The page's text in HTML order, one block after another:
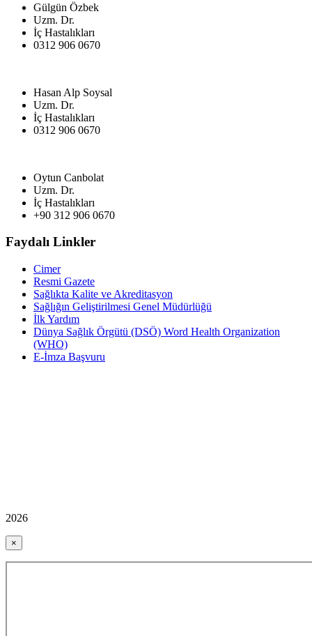
Gülgün Özbek
Uzm. Dr.
İç Hastalıkları
0312 906 0670
Hasan Alp Soysal
Uzm. Dr.
İç Hastalıkları
0312 906 0670
Oytun Canbolat
Uzm. Dr.
İç Hastalıkları
+90 312 906 0670
Faydalı Linkler
Cimer
Resmi Gazete
Sağlıkta Kalite ve Akreditasyon
Sağlığın Geliştirilmesi Genel Müdürlüğü
İlk Yardım
Dünya Sağlık Örgütü (DSÖ) Word Health Organization
(WHO)
E-İmza Başvuru
2026
×